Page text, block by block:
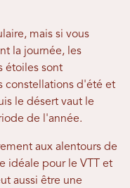
mais si vous
la journée, les
étoiles sont
constellations d'été et
le désert vaut le
de l'année.
aux alentours de
idéale pour le VTT et
aussi être une